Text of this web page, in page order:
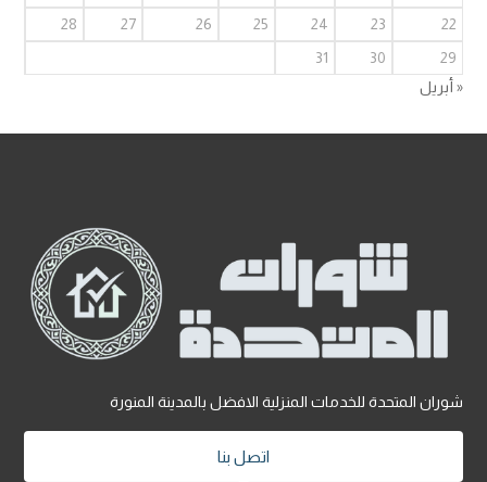
22
23
24
25
26
27
28
29
30
31
« أبريل
شوران المتحدة للخدمات المنزلية الافضل بالمدينة المنورة
اتصل بنا